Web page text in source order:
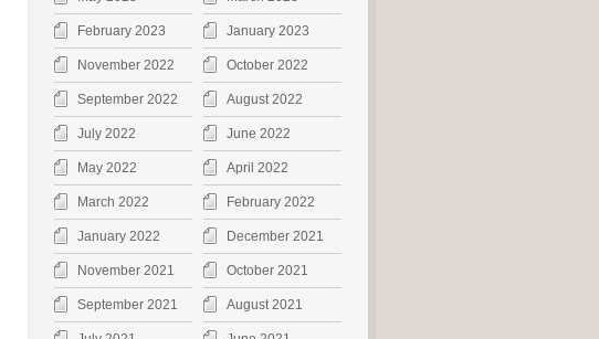
February 2023 January 2023
November 2022 October 2022
September 2022 August 2022
July 2022 June 2022
May 2022 April 2022
March 2022 February 2022
January 2022 December 2021
November 2021 October 2021
September 2021 August 2021